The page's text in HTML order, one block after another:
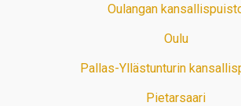
Oulangan
Oulu
Pallas-Yllästunturin
Pietarsaari